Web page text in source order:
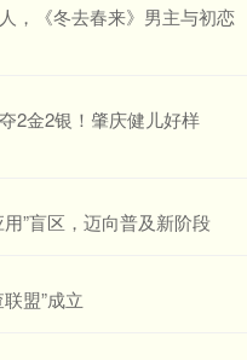
，《冬去春来》男主与初恋
2金2银！肇庆健儿好样
”盲区，迈向普及新阶段
盟”成立